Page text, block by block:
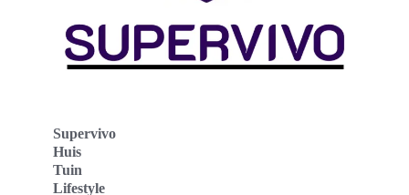
Supervivo
Huis
Tuin
Lifestyle